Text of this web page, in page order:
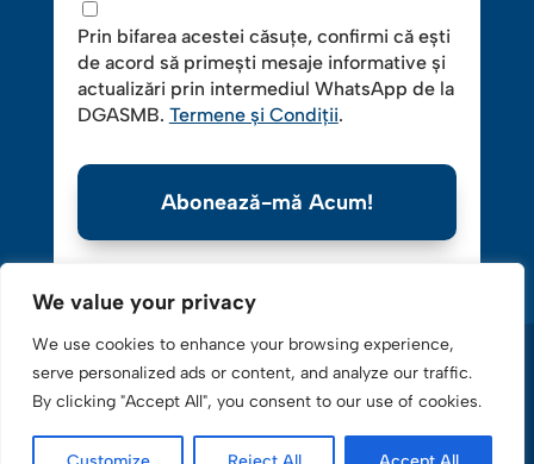
We value your privacy
We use cookies to enhance your browsing experience,
serve personalized ads or content, and analyze our traffic.
By clicking "Accept All", you consent to our use of cookies.
Prin bifarea acestei căsuțe, confirmi că ești
de acord să primești mesaje informative și
actualizări prin intermediul WhatsApp de la
DGASMB. Termene și Condiții.
Abonează-mă Acum!